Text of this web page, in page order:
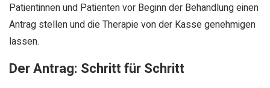
Patientinnen und Patienten vor Beginn der Behandlung einen
Antrag stellen und die Therapie von der Kasse genehmigen
lassen.
Der Antrag: Schritt für Schritt